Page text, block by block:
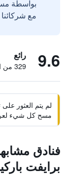
مع
9.6 رائع
329 من التقييمات تم التحقق منها
لم يتم العثور
مسح كل شيء
فنادق
برايفت